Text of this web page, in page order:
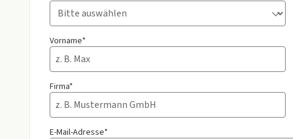
Vorname*
Firma*
E-Mail-Adresse*